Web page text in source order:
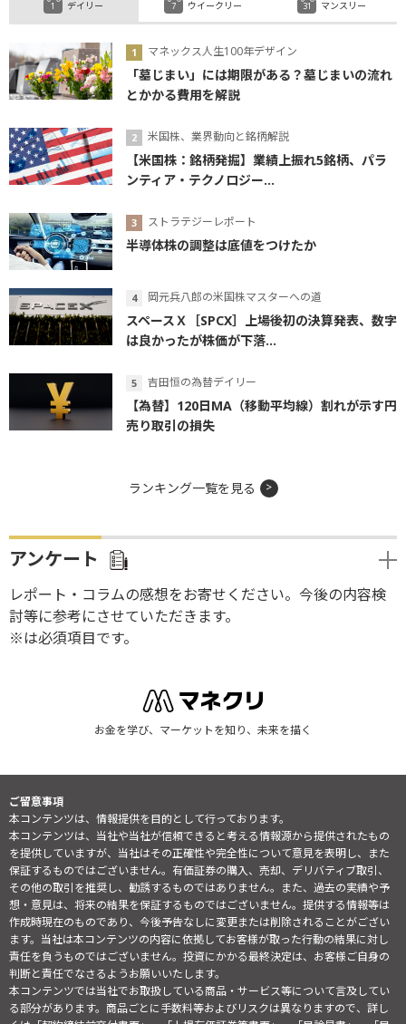
デイリー
マネックス人生100年デザイン
「墓じまい」には期限がある？墓じまいの流れ
とかかる費用を解説
米国株、業界動向と銘柄解説
【米国株：銘柄発掘】業績上振れ5銘柄、パラ
ンティア・テクノロジー...
ストラテジーレポート
半導体株の調整は底値をつけたか
岡元兵八郎の米国株マスターへの道
スペースＸ［SPCX］上場後初の決算発表、数字
は良かったが株価が下落...
吉田恒の為替デイリー
【為替】120日MA（移動平均線）割れが示す円
売り取引の損失
ウイークリー マンスリー
ランキング一覧を見る
アンケート
レポート・コラムの感想をお寄せください。今後の内容検
討等に参考にさせていただきます。
※は必須項目です。
お金を学び、マーケットを知り、未来を描く
ご留意事項
本コンテンツは、情報提供を目的として行っております。
本コンテンツは、当社や当社が信頼できると考える情報源から提供されたもの
を提供していますが、当社はその正確性や完全性について意見を表明し、また
保証するものではございません。有価証券の購入、売却、デリバティブ取引、
その他の取引を推奨し、勧誘するものではありません。また、過去の実績や予
想・意見は、将来の結果を保証するものではございません。提供する情報等は
作成時現在のものであり、今後予告なしに変更または削除されることがござい
ます。当社は本コンテンツの内容に依拠してお客様が取った行動の結果に対し
責任を負うものではございません。投資にかかる最終決定は、お客様ご自身の
判断と責任でなさるようお願いいたします。
本コンテンツでは当社でお取扱している商品・サービス等について言及してい
る部分があります。商品ごとに手数料等およびリスクは異なりますので、詳し